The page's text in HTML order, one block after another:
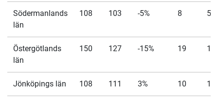
Södermanlands
län
108 103 -5% 8 5
Östergötlands
län
150 127 -15% 19 14
Jönköpings län 108 111 3% 10 13